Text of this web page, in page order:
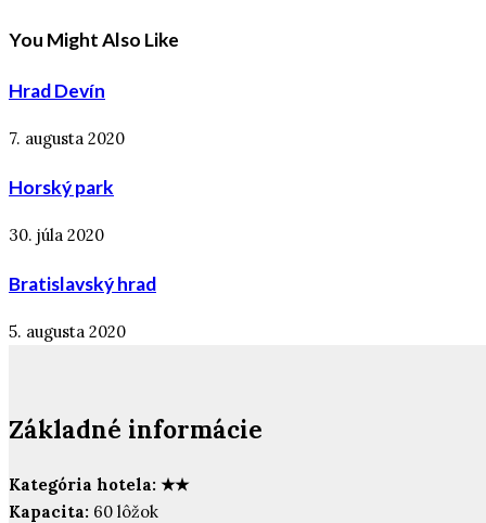
You Might Also Like
Hrad Devín
7. augusta 2020
Horský park
30. júla 2020
Bratislavský hrad
5. augusta 2020
Základné informácie
Kategória hotela: ★★
Kapacita: 60 lôžok